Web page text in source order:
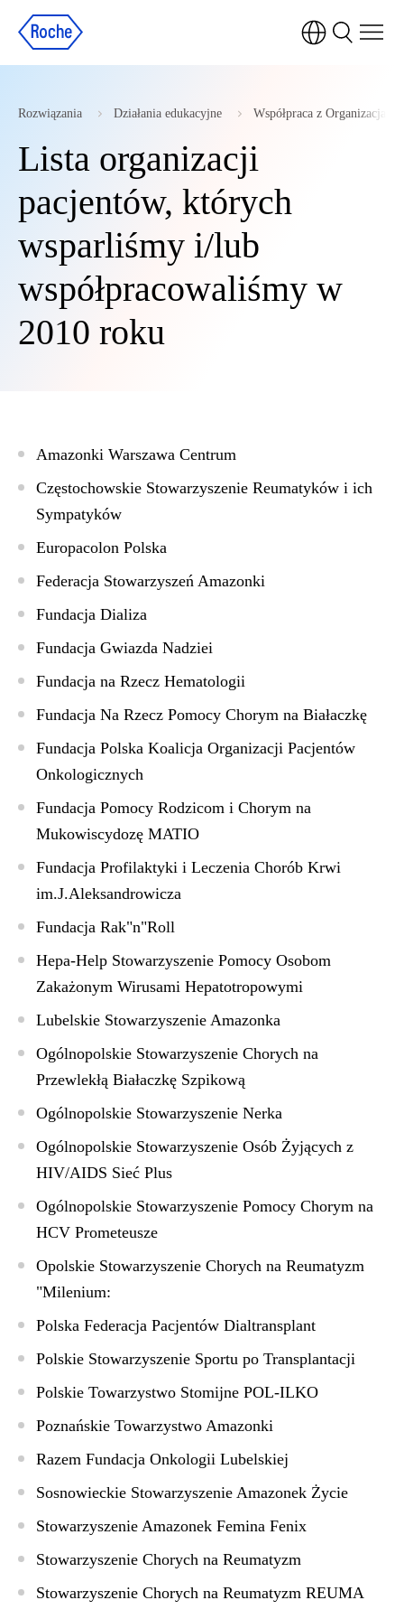
Rozwiązania Działania edukacyjne Współpraca z Organizacjami
Lista organizacji
pacjentów, których
wsparliśmy i/lub
współpracowaliśmy w
2010 roku
Amazonki Warszawa Centrum
Częstochowskie Stowarzyszenie Reumatyków i ich
Sympatyków
Europacolon Polska
Federacja Stowarzyszeń Amazonki
Fundacja Dializa
Fundacja Gwiazda Nadziei
Fundacja na Rzecz Hematologii
Fundacja Na Rzecz Pomocy Chorym na Białaczkę
Fundacja Polska Koalicja Organizacji Pacjentów
Onkologicznych
Fundacja Pomocy Rodzicom i Chorym na
Mukowiscydozę MATIO
Fundacja Profilaktyki i Leczenia Chorób Krwi
im.J.Aleksandrowicza
Fundacja Rak"n"Roll
Hepa-Help Stowarzyszenie Pomocy Osobom
Zakażonym Wirusami Hepatotropowymi
Lubelskie Stowarzyszenie Amazonka
Ogólnopolskie Stowarzyszenie Chorych na
Przewlekłą Białaczkę Szpikową
Ogólnopolskie Stowarzyszenie Nerka
Ogólnopolskie Stowarzyszenie Osób Żyjących z
HIV/AIDS Sieć Plus
Ogólnopolskie Stowarzyszenie Pomocy Chorym na
HCV Prometeusze
Opolskie Stowarzyszenie Chorych na Reumatyzm
"Milenium:
Polska Federacja Pacjentów Dialtransplant
Polskie Stowarzyszenie Sportu po Transplantacji
Polskie Towarzystwo Stomijne POL-ILKO
Poznańskie Towarzystwo Amazonki
Razem Fundacja Onkologii Lubelskiej
Sosnowieckie Stowarzyszenie Amazonek Życie
Stowarzyszenie Amazonek Femina Fenix
Stowarzyszenie Chorych na Reumatyzm
Stowarzyszenie Chorych na Reumatyzm REUMA